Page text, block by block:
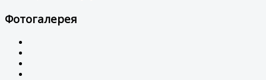
Фотогалерея